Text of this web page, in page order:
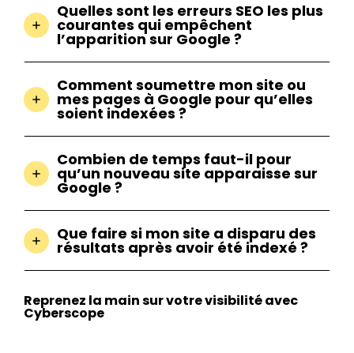
Quelles sont les erreurs SEO les plus
courantes qui empêchent
l’apparition sur Google ?
Comment soumettre mon site ou
mes pages à Google pour qu’elles
soient indexées ?
Combien de temps faut-il pour
qu’un nouveau site apparaisse sur
Google ?
Que faire si mon site a disparu des
résultats après avoir été indexé ?
Reprenez la main sur votre visibilité avec
Cyberscope